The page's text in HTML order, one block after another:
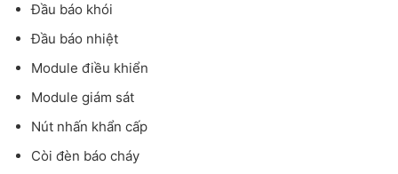
Đầu báo khói
Đầu báo nhiệt
Module điều khiển
Module giám sát
Nút nhấn khẩn cấp
Còi đèn báo cháy